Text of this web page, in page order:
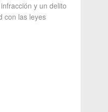
y un delito
con las leyes